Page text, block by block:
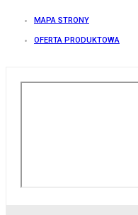
MAPA STRONY
OFERTA PRODUKTOWA